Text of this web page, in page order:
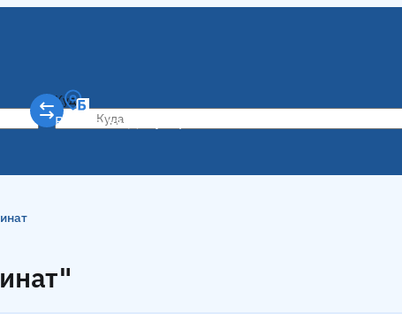
Куда
Ростов-на-Дону